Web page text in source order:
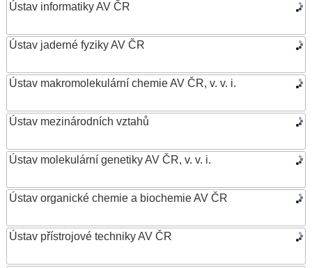
Ústav informatiky AV ČR
Ústav jaderné fyziky AV ČR
Ústav makromolekulární chemie AV ČR, v. v. i.
Ústav mezinárodních vztahů
Ústav molekulární genetiky AV ČR, v. v. i.
Ústav organické chemie a biochemie AV ČR
Ústav přístrojové techniky AV ČR